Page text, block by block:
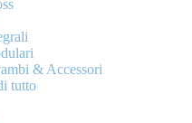
& Accessori
tutto